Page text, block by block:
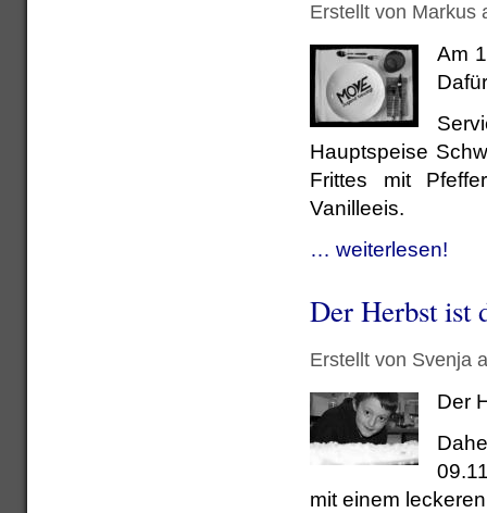
Erstellt von Markus
Am
Hauptspeise
Frittes mit
Vanilleeis.
… weiterlesen!
Der Herbst ist
Erstellt von Svenja
Der
mit einem